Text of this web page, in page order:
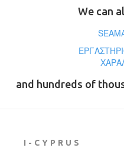
We can
and hundreds of
I-CYPRUS